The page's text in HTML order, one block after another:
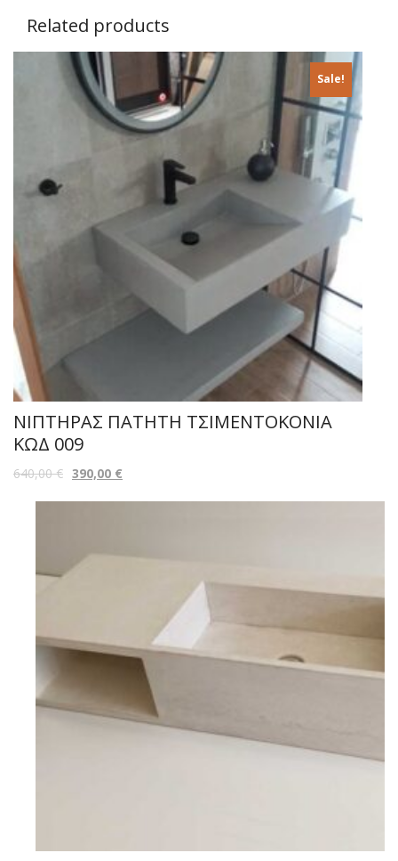
Related products
Sale!
ΝΙΠΤΗΡΑΣ ΠΑΤΗΤΗ ΤΣΙΜΕΝΤΟΚΟΝΙΑ
ΚΩΔ 009
640,00€ 390,00 €